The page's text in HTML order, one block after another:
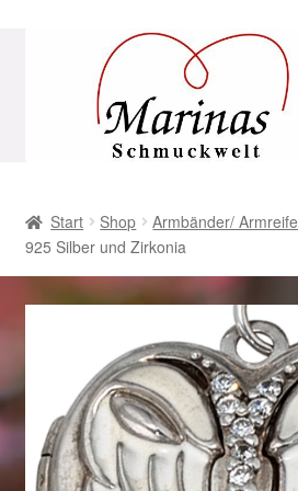
Navigation
AGB
Beispiel-Seite
Datenschutz
Geschenke zu Ostern 2023
Geschenke zu Ostern 2024
Start Shop Armbänder/ Armreife
925 Silber und Zirkonia